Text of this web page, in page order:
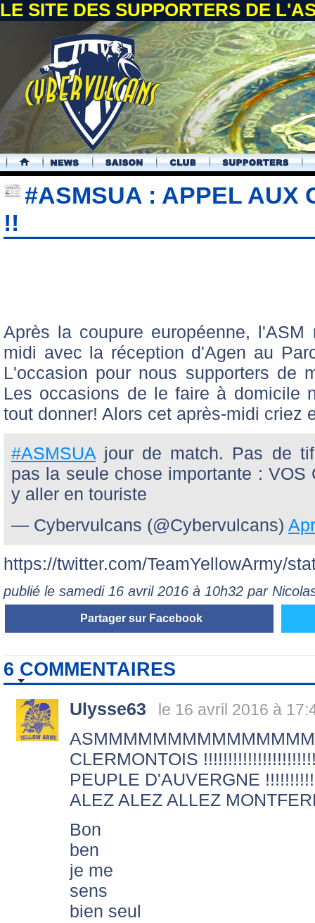
LE SITE DES SUPPORTERS DE
.
#ASMSUA : APPEL AUX
!!
Après la coupure européenne,
midi avec la réception d'Agen au
L'occasion pour nous supporters de
Les occasions de le faire à domicile
tout donner! Alors cet après-midi criez
#ASMSUA jour de match. Pas de
pas la seule chose importante : VOS
y aller en touriste
— Cybervulcans (@Cybervulcans)
https://twitter.com/TeamYellowArmy/
publié le samedi 16 avril 2016 à 10h32 par
Partager sur Facebook
6 COMMENTAIRES
Ulysse63 le 16 avril 2016 à
CLERMONTOIS
PEUPLE D'AUVERGNE
ALEZ ALEZ ALLEZ
Bon
ben
je me
sens
bien seul